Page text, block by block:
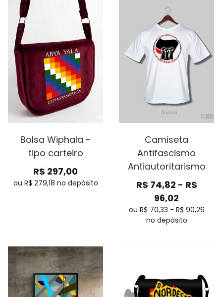
Bolsa Wiphala -
tipo carteiro
R$ 297,00
ou R$ 279,18 no depósito
Camiseta
Antifascismo
Antiautoritarismo
R$ 74,82 - R$
96,02
ou R$ 70,33 - R$ 90,26
no depósito